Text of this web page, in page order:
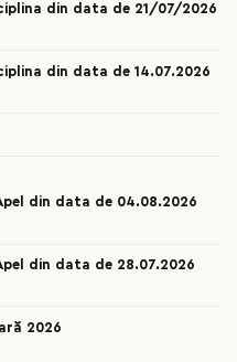
din data de 21/07/2026
din data de 14.07.2026
din data de 04.08.2026
din data de 28.07.2026
2026